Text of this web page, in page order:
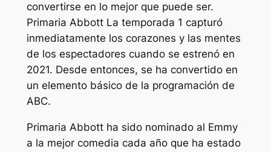
convertirse en lo mejor que puede ser.
Primaria AbbottLa temporada 1 capturó
inmediatamente los corazones y las mentes
de los espectadores cuando se estrenó en
2021. Desde entonces, se ha convertido en
un elemento básico de la programación de
ABC.
Primaria Abbott ha sido nominado al Emmy
a la mejor comedia cada año que ha estado